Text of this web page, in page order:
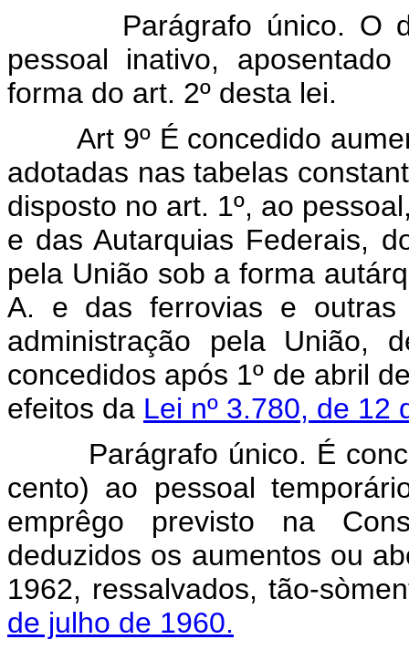
Parágrafo único. O
pessoal inativo,
forma do art. 2º desta lei.
Art 9º É concedido
adotadas nas tabelas
disposto no art. 1º, ao
e das Autarquias Federais,
pela União sob a forma
A. e das ferrovias e outras
administração pela União,
concedidos após 1º de abril
efeitos da Lei nº 3.780, de 12
Parágrafo único. É
cento) ao pessoal
emprêgo previsto na
deduzidos os aumentos ou
1962, ressalvados, tão-
de julho de 1960.